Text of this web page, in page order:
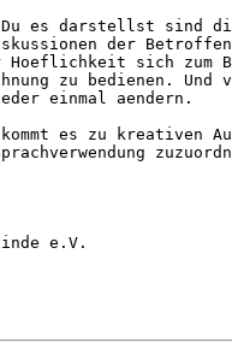
es darstellst sind
der
sich zum
zu bedienen.
einmal aendern.
es zu kreativen